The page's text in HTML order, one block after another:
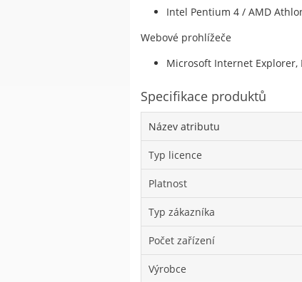
Intel Pentium 4 / AMD
Webové prohlížeče
Microsoft Internet Explorer,
Specifikace produktů
Název atributu
Typ licence
Platnost
Typ zákazníka
Počet zařízení
Výrobce